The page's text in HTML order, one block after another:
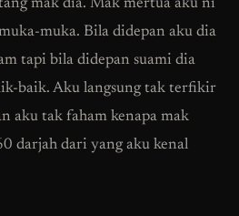
mak dia. Mak mertua aku ni
muka. Bila didepan aku dia
tapi bila didepan suami dia
baik. Aku langsung tak terfikir
aku tak faham kenapa mak
darjah dari yang aku kenal